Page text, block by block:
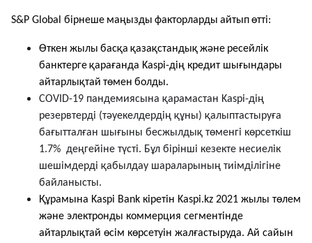
S&P Global бірнеше маңызды факторларды айтыпөтті:
Өткен жылы басқа қазақстандықжәне ресейлік
банктергеқарағанда Kaspi-дің кредит шығындары
айтарлықтай төмен болды.
COVID-19 пандемиясына қарамастан Kaspi-дің
резервтерді (тәуекелдердің құны) қалыптастыруға
бағытталған шығыны бесжылдық төменгі көрсеткіш
1.7% деңгейіне түсті. Бұл бірінші кезекте несиелік
шешімдерді қабылдау шараларының тиімділігіне
байланысты.
Құрамына Kaspi Bank кіретін Kaspi.kz 2021 жылы төлем
және электронды коммерция сегментінде
айтарлықтай өсім көрсетуін жалғастыруда. Ай сайын